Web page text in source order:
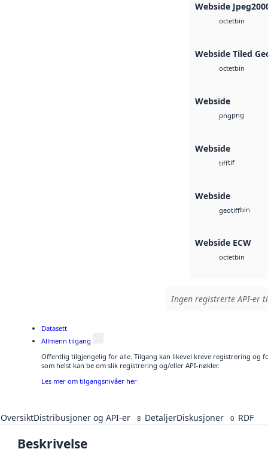
Webside
octetbin
Webside Tiled
octetbin
Webside
pngpng
Webside
tifftif
Webside
geotiffbin
Webside ECW
octetbin
Ingen registrerte API-er
Datasett
Allmenn tilgang
Offentlig tilgjengelig for alle. Tilgang kan likevel kreve registrering og
som helst kan be om slik registrering og/eller API-nøkler.
Les mer om tilgangsnivåer her
OversiktDistribusjoner og API-er 8 DetaljerDiskusjoner 0 RDF
Beskrivelse